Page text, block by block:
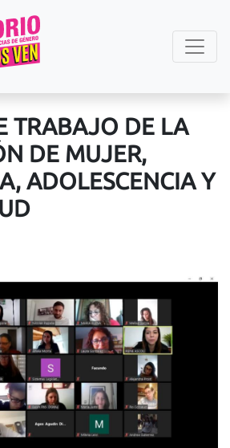
TRABAJO DE LA
DE MUJER,
ADOLESCENCIA Y